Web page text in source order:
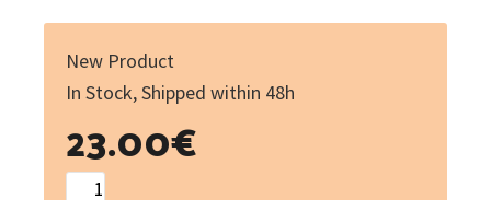
New Product
In Stock, Shipped within 48h
23.00€
Dictionnaire